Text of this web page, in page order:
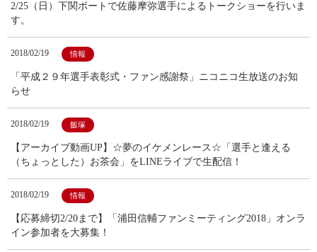
2/25（日）下関ボートで佐藤摩弥選手によるトークショーを行いま
す。
2018/02/19 情報
「平成２９年選手表彰式・ファン感謝祭」ニコニコ生放送のお知
らせ
2018/02/19 飯塚
【アーカイブ動画UP】☆夢のイケメンレース☆「選手と逢える
（ちょっとした）お茶会」をLINEライブで生配信！
2018/02/19 情報
【応募締切2/20まで】「浦田信輔ファンミーティング2018」オンラ
イン参加者を大募集！